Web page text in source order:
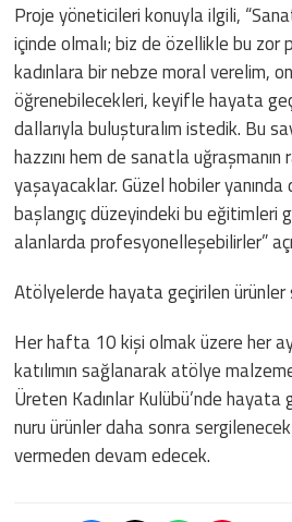
Proje yöneticileri konuyla ilgili,
içinde olmalı; biz de özellikle bu zor
kadınlara bir nebze moral verelim,
öğrenebilecekleri, keyifle hayata
dallarıyla buluşturalım istedik. Bu
hazzını hem de sanatla uğraşmanın
yaşayacaklar. Güzel hobiler yanında
başlangıç düzeyindeki bu eğitimleri
alanlarda profesyonelleşebilirler”
Atölyelerde hayata geçirilen ürünler
Her hafta 10 kişi olmak üzere her
katılımın sağlanarak atölye
Üreten Kadınlar Kulübü’nde
nuru ürünler daha sonra
vermeden devam edecek.